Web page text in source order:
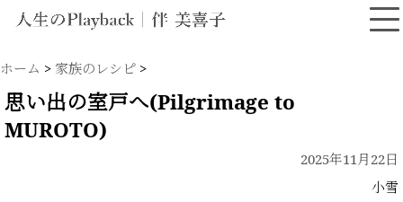
ホーム > 家族のレシピ >
思い出の室戸へ(Pilgrimage to
MUROTO)
2025年11月22日
小雪